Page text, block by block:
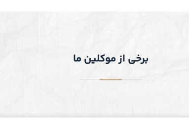
برخی از موکلین ما